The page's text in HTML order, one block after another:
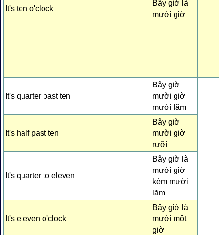
It's ten o'clock
Bây giờ là
mười giờ
It's quarter past ten
Bây giờ
mười giờ
mười lăm
It's half past ten
Bây giờ
mười giờ
rưỡi
It's quarter to eleven
Bây giờ là
mười giờ
kém mười
lăm
It's eleven o'clock
Bây giờ là
mười một
giờ